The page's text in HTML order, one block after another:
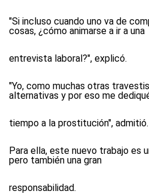
"Si incluso cuando uno va de
cosas, ¿cómo animarse a ir a una
entrevista laboral?", explicó.
"Yo, como muchas otras
alternativas y por eso me
tiempo a la prostitución", admitió.
Para ella, este nuevo trabajo es
pero también una gran
responsabilidad.